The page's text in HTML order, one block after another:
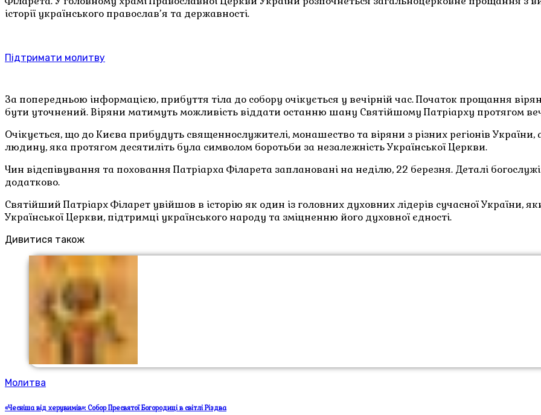
історії українського православ’я та державності.
Підтримати молитву
За попередньою інформацією, прибуття тіла до собору очікується у вечірній час. Початок прощання
бути уточнений. Віряни матимуть можливість віддати останню шану Святійшому Патріарху протягом
Очікується, що до Києва прибудуть священнослужителі, монашество та віряни з різних регіонів
людину, яка протягом десятиліть була символом боротьби за незалежність Української Церкви.
Чин відспівування та поховання Патріарха Філарета заплановані на неділю, 22 березня. Деталі
додатково.
Святійший Патріарх Філарет увійшов в історію як один із головних духовних лідерів сучасної
Української Церкви, підтримці українського народу та зміцненню його духовної єдності.
Дивитися також
Молитва
«Чесніша від херувимів»: Собор Пресвятої Богородиці в світлі Різдва